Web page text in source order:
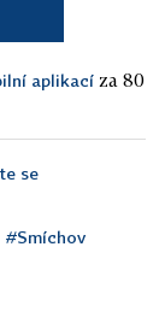
aplikací za 80
se
#Smíchov